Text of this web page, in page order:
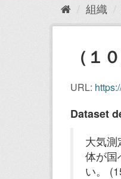
組織
（１
URL:
Dataset
大気
体が国
い。